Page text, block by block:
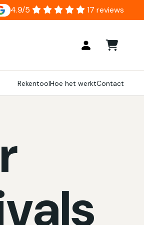
4.9/5 17 reviews
omhoog en omlaag te gaan
RekentoolHoe het werktContact